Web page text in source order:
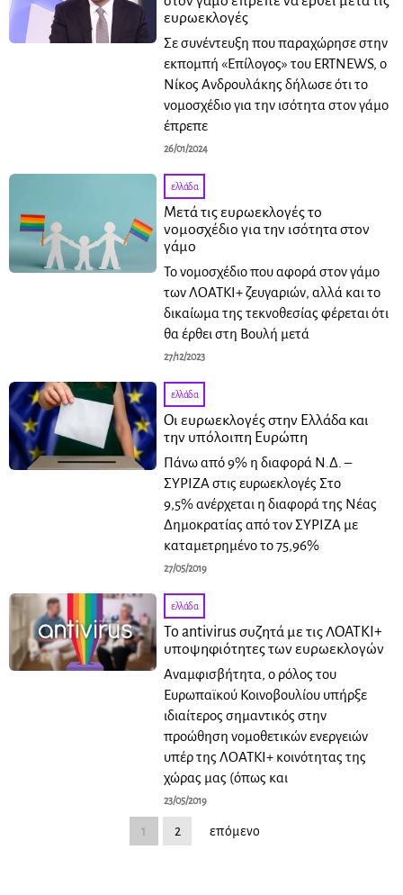
ευρωεκλογές
Σε συνέντευξη που παραχώρησε στην
εκπομπή «Επίλογος» του ERTNEWS, ο
Νίκος Ανδρουλάκης δήλωσε ότι το
νομοσχέδιο για την ισότητα στον γάμο
έπρεπε
26/01/2024
ελλάδα
Μετά τις ευρωεκλογές το
νομοσχέδιο για την ισότητα στον
γάμο
Το νομοσχέδιο που αφορά στον γάμο
των ΛΟΑΤΚΙ+ ζευγαριών, αλλά και το
δικαίωμα της τεκνοθεσίας φέρεται ότι
θα έρθει στη Βουλή μετά
27/12/2023
ελλάδα
Οι ευρωεκλογές στην Ελλάδα και
την υπόλοιπη Ευρώπη
Πάνω από 9% η διαφορά Ν.Δ. –
ΣΥΡΙΖΑ στις ευρωεκλογές Στο
9,5% ανέρχεται η διαφορά της Νέας
Δημοκρατίας από τον ΣΥΡΙΖΑ με
καταμετρημένο το 75,96%
27/05/2019
ελλάδα
To antivirus συζητά με τις ΛΟΑΤΚΙ+
υποψηφιότητες των ευρωεκλογών
Αναμφισβήτητα, ο ρόλος του
Ευρωπαϊκού Κοινοβουλίου υπήρξε
ιδιαίτερος σημαντικός στην
προώθηση νομοθετικών ενεργειών
υπέρ της ΛΟΑΤΚΙ+ κοινότητας της
χώρας μας (όπως και
23/05/2019
1 2 επόμενο